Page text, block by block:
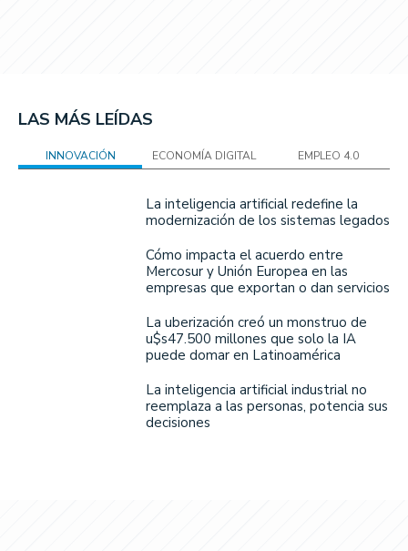
LAS MÁS LEÍDAS
INNOVACIÓN ECONOMÍA DIGITAL EMPLEO 4.0
La inteligencia artificial redefine la
modernización de los sistemas legados
Cómo impacta el acuerdo entre
Mercosur y Unión Europea en las
empresas que exportan o dan servicios
La uberización creó un monstruo de
u$s47.500 millones que solo la IA
puede domar en Latinoamérica
La inteligencia artificial industrial no
reemplaza a las personas, potencia sus
decisiones